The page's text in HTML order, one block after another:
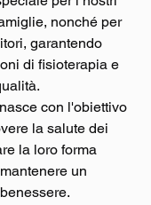
nonché per
garantendo
di fisioterapia e
con l'obiettivo
la salute dei
la loro forma
un